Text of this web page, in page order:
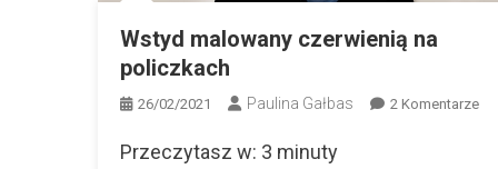
Wstyd malowany czerwienią na
policzkach
26/02/2021 Paulina Gałbas 2 KomentarzeDo
Przeczytasz w: 3 minuty